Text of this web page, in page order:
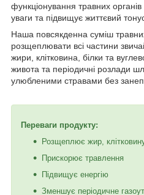
функціонування травних
уваги та підвищує життєвий
Наша повсякденна суміш
розщеплювати всі частини
жири, клітковина, білки та
живота та періодичні розлади
улюбленими стравами без
Переваги продукту:
Розщеплює жир,
Прискорює травлення
Підвищує енергію
Зменшує періодичне